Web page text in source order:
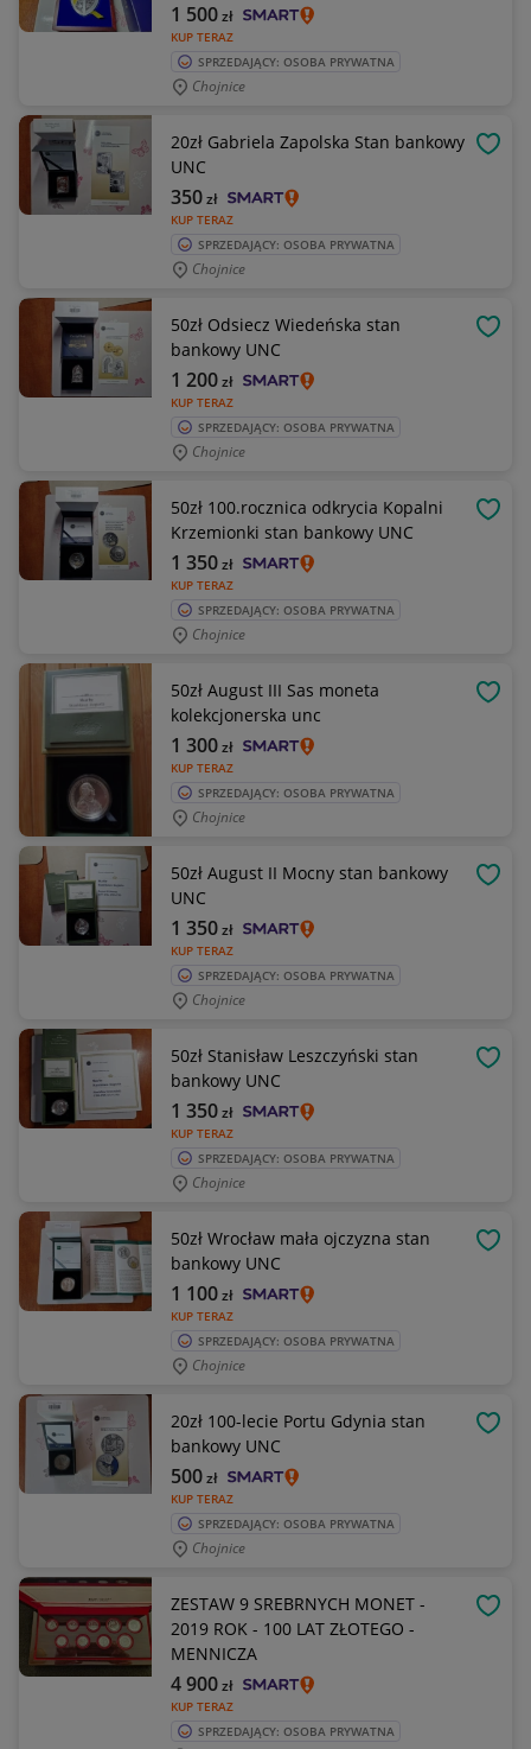
KUP TERAZ
1 500zł
SPRZEDAJĄCY: OSOBA PRYWATNA
Chojnice
20zł Gabriela Zapolska Stan bankowy
UNC
KUP TERAZ
350zł
SPRZEDAJĄCY: OSOBA PRYWATNA
Chojnice
50zł Odsiecz Wiedeńska stan
bankowy UNC
KUP TERAZ
1 200zł
SPRZEDAJĄCY: OSOBA PRYWATNA
Chojnice
50zł 100.rocznica odkrycia Kopalni
Krzemionki stan bankowy UNC
KUP TERAZ
1 350zł
SPRZEDAJĄCY: OSOBA PRYWATNA
Chojnice
50zł August III Sas moneta
kolekcjonerska unc
KUP TERAZ
1 300zł
SPRZEDAJĄCY: OSOBA PRYWATNA
Chojnice
50zł August II Mocny stan bankowy
UNC
KUP TERAZ
1 350zł
SPRZEDAJĄCY: OSOBA PRYWATNA
Chojnice
50zł Stanisław Leszczyński stan
bankowy UNC
KUP TERAZ
1 350zł
SPRZEDAJĄCY: OSOBA PRYWATNA
Chojnice
50zł Wrocław mała ojczyzna stan
bankowy UNC
KUP TERAZ
1 100zł
SPRZEDAJĄCY: OSOBA PRYWATNA
Chojnice
20zł 100-lecie Portu Gdynia stan
bankowy UNC
KUP TERAZ
500zł
SPRZEDAJĄCY: OSOBA PRYWATNA
Chojnice
ZESTAW 9 SREBRNYCH MONET -
2019 ROK - 100 LAT ZŁOTEGO -
MENNICZA
KUP TERAZ
4 900zł
SPRZEDAJĄCY: OSOBA PRYWATNA